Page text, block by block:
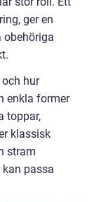
ger en
hur
enkla former
toppar,
klassisk
stram
passa